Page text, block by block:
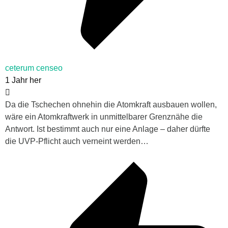
ceterum censeo
1 Jahr her
Da die Tschechen ohnehin die Atomkraft ausbauen wollen,
wäre ein Atomkraftwerk in unmittelbarer Grenznähe die
Antwort. Ist bestimmt auch nur eine Anlage – daher dürfte
die UVP-Pflicht auch verneint werden…